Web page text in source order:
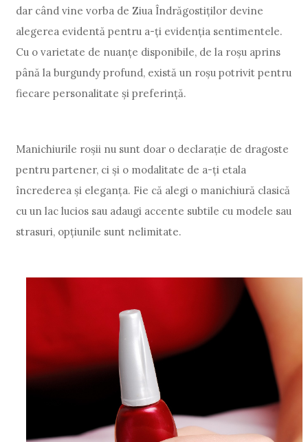
dar când vine vorba de Ziua Îndrăgostiților devine
alegerea evidentă pentru a-ți evidenția sentimentele.
Cu o varietate de nuanțe disponibile, de la roșu aprins
până la burgundy profund, există un roșu potrivit pentru
fiecare personalitate și preferință.
Manichiurile roșii nu sunt doar o declarație de dragoste
pentru partener, ci și o modalitate de a-ți etala
încrederea și eleganța. Fie că alegi o manichiură clasică
cu un lac lucios sau adaugi accente subtile cu modele sau
strasuri, opțiunile sunt nelimitate.